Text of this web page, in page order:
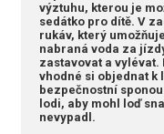
výztuhu, kterou je
sedátko pro dítě. V
rukáv, který
nabraná voda za
zastavovat a
vhodné si objednat k
bezpečnostní
lodi, aby mohl loď
nevypadl.